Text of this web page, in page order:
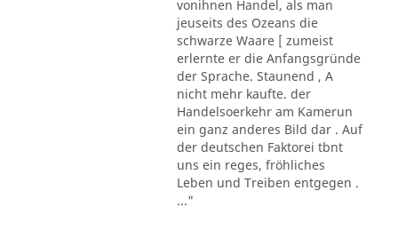
vonihnen Handel, als man
jeuseits des Ozeans die
schwarze Waare [ zumeist
erlernte er die Anfangsgründe
der Sprache. Staunend , A
nicht mehr kaufte. der
Handelsoerkehr am Kamerun
ein ganz anderes Bild dar . Auf
der deutschen Faktorei tbnt
uns ein reges, fröhliches
Leben und Treiben entgegen .
..."